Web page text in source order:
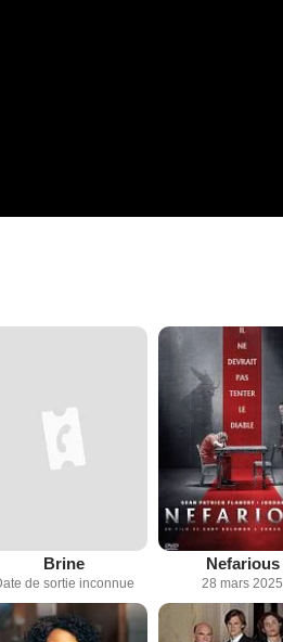
Brine
de sortie inconnue
Nefarious
28 mars 2025